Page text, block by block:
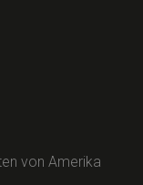
von Amerika